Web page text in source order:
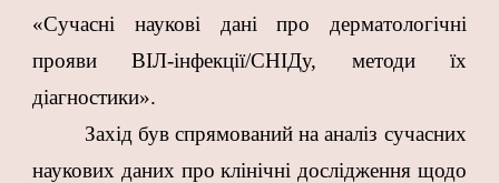
«Сучасні наукові дані про дерматологічні
прояви ВІЛ-інфекції/СНІДу, методи їх
діагностики».
Захід був спрямований на аналіз сучасних
наукових даних про клінічні дослідження щодо